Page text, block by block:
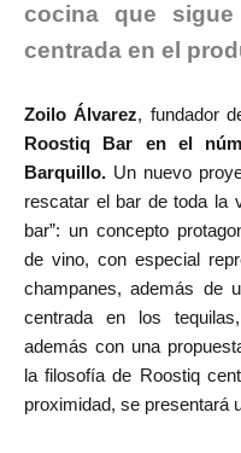
cocina que
centrada en el
Zoilo Álvarez, fundador
Roostiq Bar en el
Barquillo. Un nuevo
rescatar el bar de toda la
bar”: un concepto
de vino, con especial
champanes, además de
centrada en los
además con una
la filosofía de Roostiq
proximidad, se presentará